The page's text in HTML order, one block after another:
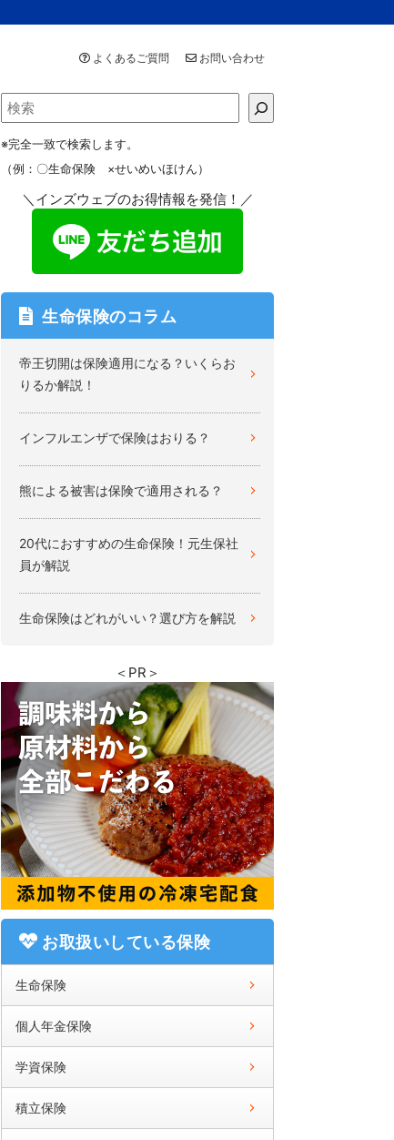
よくあるご質問 お問い合わせ
※完全一致で検索します。
（例：〇生命保険 ×せいめいほけん）
＼インズウェブのお得情報を発信！／
生命保険のコラム
帝王切開は保険適用になる？いくらお
りるか解説！
インフルエンザで保険はおりる？
熊による被害は保険で適用される？
20代におすすめの生命保険！元生保社
員が解説
生命保険はどれがいい？選び方を解説
＜PR＞
お取扱いしている保険
生命保険
個人年金保険
学資保険
積立保険